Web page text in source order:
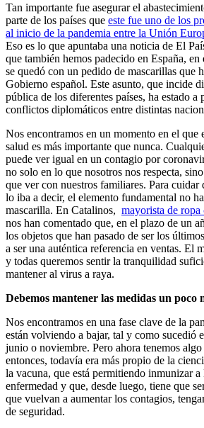
Tan importante fue asegurar el
parte de los países que este fue uno de los
al inicio de la pandemia entre la Unión
Eso es lo que apuntaba una noticia de El
que también hemos padecido en España,
se quedó con un pedido de mascarillas que
Gobierno español. Este asunto, que incide
pública de los diferentes países, ha estado a
conflictos diplomáticos entre distintas
Nos encontramos en un momento en el que
salud es más importante que nunca.
puede ver igual en un contagio por
no solo en lo que nosotros nos respecta,
que ver con nuestros familiares. Para cuidar
lo iba a decir, el elemento fundamental no
mascarilla. En Catalinos, mayorista de
nos han comentado que, en el plazo de un
los objetos que han pasado de ser los
a ser una auténtica referencia en ventas. El
y todas queremos sentir la tranquilidad
mantener al virus a raya.
Debemos mantener las medidas un poco
Nos encontramos en una fase clave de la
están volviendo a bajar, tal y como sucedió
junio o noviembre. Pero ahora tenemos
entonces, todavía era más propio de la
la vacuna, que está permitiendo inmunizar a
enfermedad y que, desde luego, tiene que
que vuelvan a aumentar los contagios,
de seguridad.